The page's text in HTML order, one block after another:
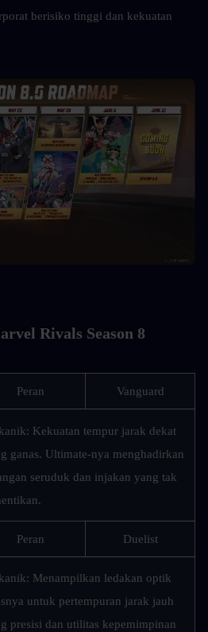
berisiko tinggi dan kekuatan
Rivals Season 8
Peran Vanguard
Kekuatan tempur jarak dekat
ganas. Ultimate-nya menghadirkan
seruduk dan injakan yang tak
Peran Duelist
Menampilkan ledakan optik
untuk pertempuran jarak jauh
presisi dan utilitas kepemimpinan